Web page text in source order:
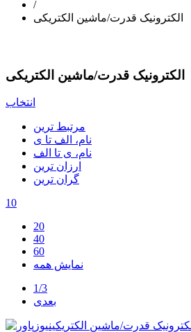
/
الکترونیک قدرت/ماشین الکتریکی
الکترونیک قدرت/ماشین الکتریکی
انتخاب
مرتبط ترین
نام، الف تا ی
نام، ی تا الف
ارزان ترین
گران ترین
10
20
40
60
نمایش همه
1/3
بعدی